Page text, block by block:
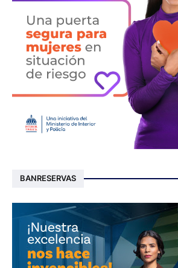
BANRESERVAS